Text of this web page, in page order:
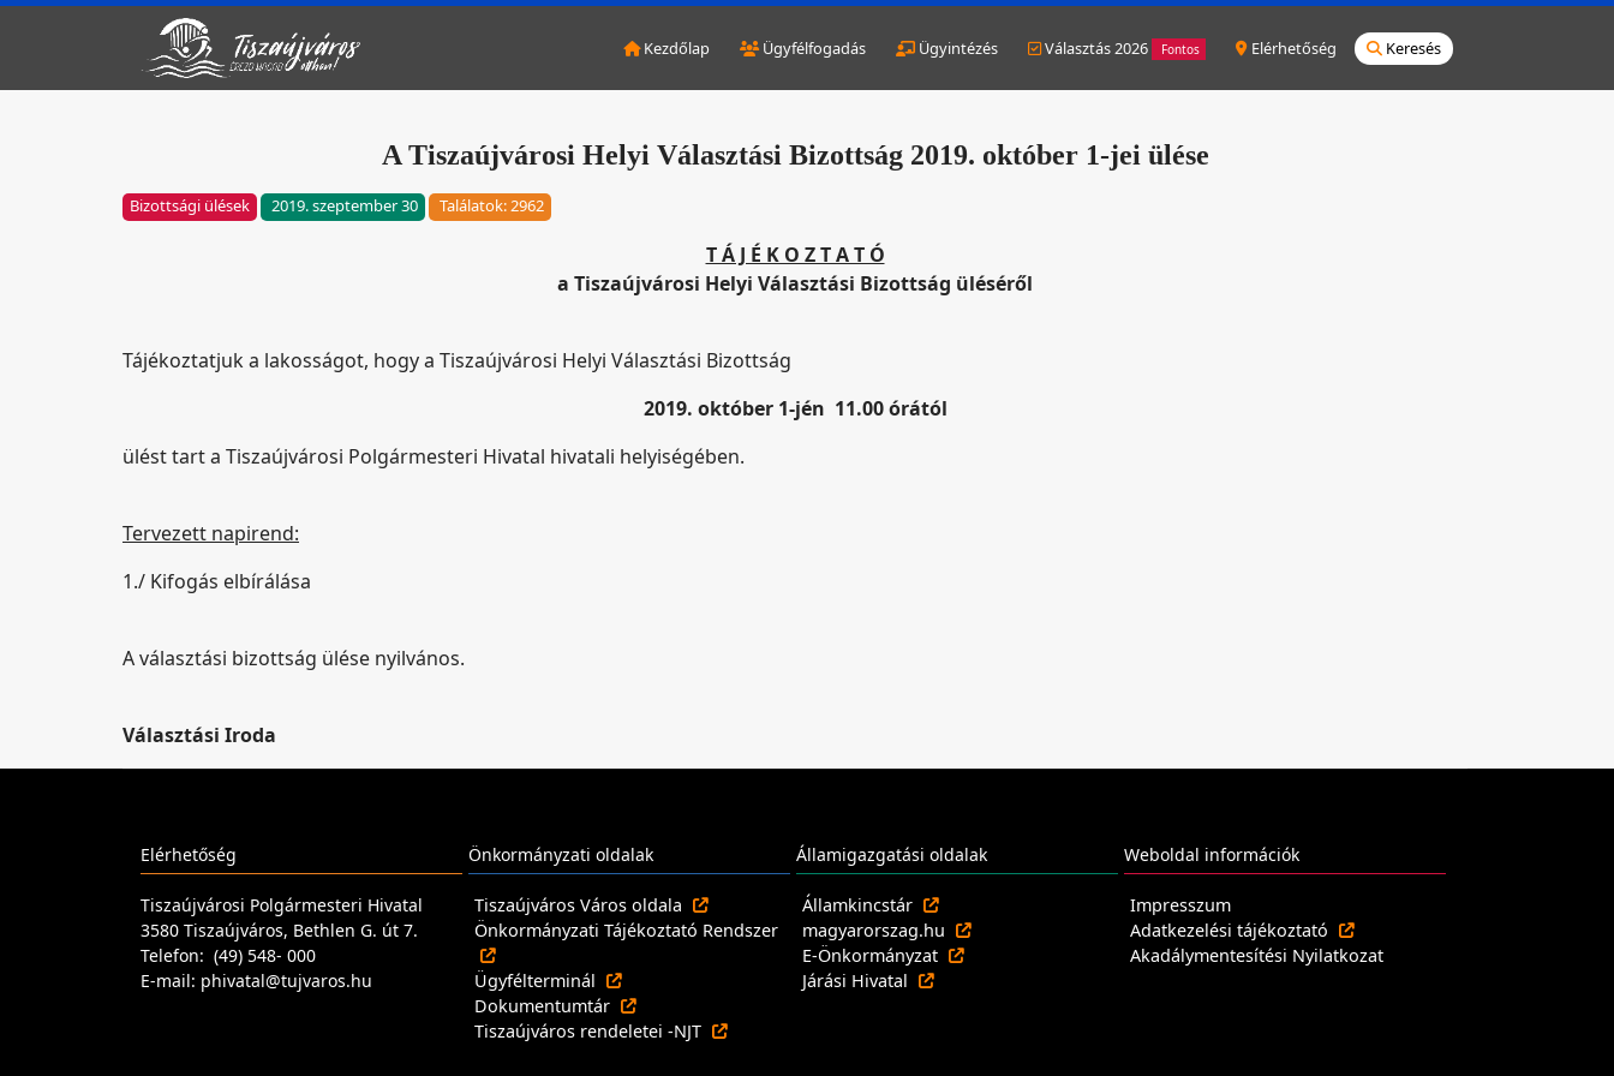
Kezdőlap Ügyfélfogadás Ügyintézés Választás 2026 Fontos Elérhetőség Keresés
A Tiszaújvárosi Helyi Választási Bizottság 2019. október 1-jei ülése
Bizottsági ülések 2019. szeptember 30 Találatok: 2962
T Á J É K O Z T A T Ó
a Tiszaújvárosi Helyi Választási Bizottság üléséről
Tájékoztatjuk a lakosságot, hogy a Tiszaújvárosi Helyi Választási Bizottság
2019. október 1-jén 11.00 órától
ülést tart a Tiszaújvárosi Polgármesteri Hivatal hivatali helyiségében.
Tervezett napirend:
1./ Kifogás elbírálása
A választási bizottság ülése nyilvános.
Választási Iroda
Elérhetőség
Tiszaújvárosi Polgármesteri Hivatal
3580 Tiszaújváros, Bethlen G. út 7.
Telefon: (49) 548- 000
E-mail: phivatal@tujvaros.hu
Önkormányzati oldalak
Tiszaújváros Város oldala
Önkormányzati Tájékoztató Rendszer
Ügyfélterminál
Dokumentumtár
Tiszaújváros rendeletei -NJT
Államigazgatási oldalak
Államkincstár
magyarorszag.hu
E-Önkormányzat
Járási Hivatal
Weboldal információk
Impresszum
Adatkezelési tájékoztató
Akadálymentesítési Nyilatkozat